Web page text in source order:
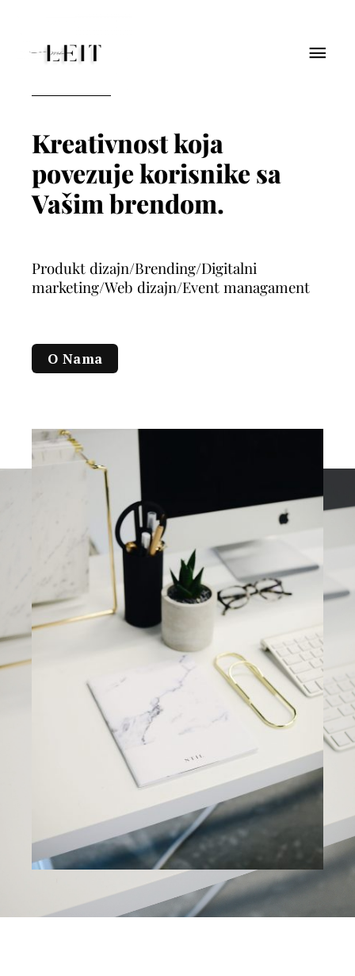
Kreativnost koja
povezuje korisnike sa
Vašim brendom.
Produkt dizajn/Brending/Digitalni
marketing/Web dizajn/Event managament
O Nama